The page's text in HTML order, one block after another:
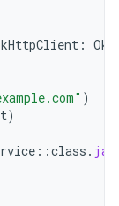
:
)
)
::class .